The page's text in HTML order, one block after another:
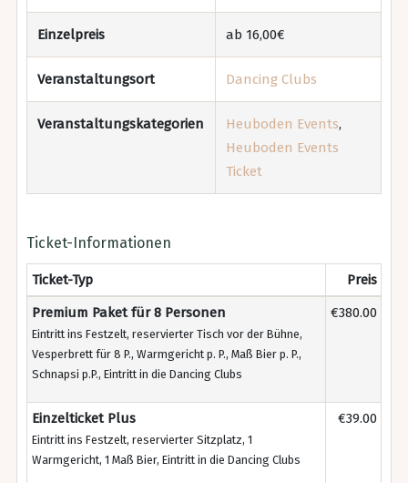
Einzelpreis ab 16,00€
Veranstaltungsort Dancing Clubs
Veranstaltungskategorien Heuboden Events,
Heuboden Events
Ticket
Ticket-Informationen
Ticket-Typ
Preis
Premium Paket für 8 Personen
Eintritt ins Festzelt, reservierter Tisch vor der Bühne,
Vesperbrett für 8 P., Warmgericht p. P., Maß Bier p. P.,
Schnapsi p.P., Eintritt in die Dancing Clubs
€380.00
Einzelticket Plus
Eintritt ins Festzelt, reservierter Sitzplatz, 1
Warmgericht, 1 Maß Bier, Eintritt in die Dancing Clubs
€39.00